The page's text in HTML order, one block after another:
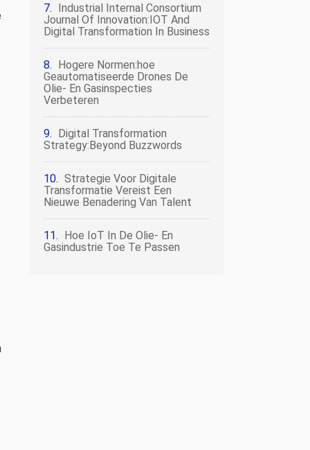
Industrial Internal Consortium
Journal Of Innovation:IOT And
Digital Transformation In Business
Hogere Normen:hoe
Geautomatiseerde Drones De
Olie- En Gasinspecties
Verbeteren
Digital Transformation
Strategy:Beyond Buzzwords
Strategie Voor Digitale
Transformatie Vereist Een
Nieuwe Benadering Van Talent
Hoe IoT In De Olie- En
Gasindustrie Toe Te Passen